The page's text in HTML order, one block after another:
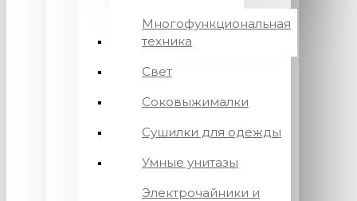
Многофункциональная
техника
Свет
Соковыжималки
Сушилки для одежды
Умные унитазы
Электрочайники и